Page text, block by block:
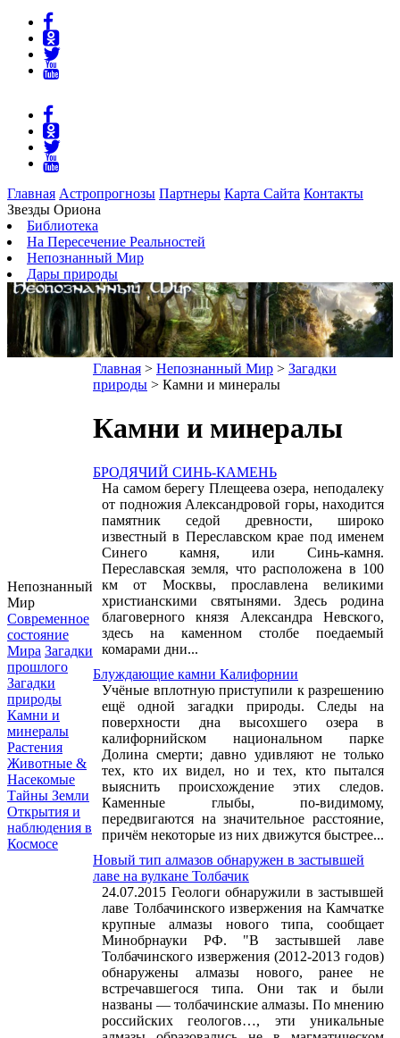
Главная Астропрогнозы Партнеры Карта Сайта Контакты
Звезды Ориона
Библиотека
На Пересечение Реальностей
Непознанный Мир
Дары природы
Непознанный
Мир
Современное
состояние
Мира Загадки
прошлого
Загадки
природы
Камни и
минералы
Растения
Животные &
Насекомые
Тайны Земли
Открытия и
наблюдения в
Космосе
Главная > Непознанный Мир > Загадки
природы > Камни и минералы
Камни и минералы
БРОДЯЧИЙ СИНЬ-КАМЕНЬ
На самом берегу Плещеева озера, неподалеку
от подножия Александровой горы, находится
памятник седой древности, широко
известный в Переславском крае под именем
Синего камня, или Синь-камня.
Переславская земля, что расположена в 100
км от Москвы, прославлена великими
христианскими святынями. Здесь родина
благоверного князя Александра Невского,
здесь на каменном столбе поедаемый
комарами дни...
Блуждающие камни Калифорнии
Учёные вплотную приступили к разрешению
ещё одной загадки природы. Следы на
поверхности дна высохшего озера в
калифорнийском национальном парке
Долина смерти; давно удивляют не только
тех, кто их видел, но и тех, кто пытался
выяснить происхождение этих следов.
Каменные глыбы, по-видимому,
передвигаются на значительное расстояние,
причём некоторые из них движутся быстрее...
Новый тип алмазов обнаружен в застывшей
лаве на вулкане Толбачик
24.07.2015 Геологи обнаружили в застывшей
лаве Толбачинского извержения на Камчатке
крупные алмазы нового типа, сообщает
Минобрнауки РФ. "В застывшей лаве
Толбачинского извержения (2012-2013 годов)
обнаружены алмазы нового, ранее не
встречавшегося типа. Они так и были
названы — толбачинские алмазы. По мнению
российских геологов…, эти уникальные